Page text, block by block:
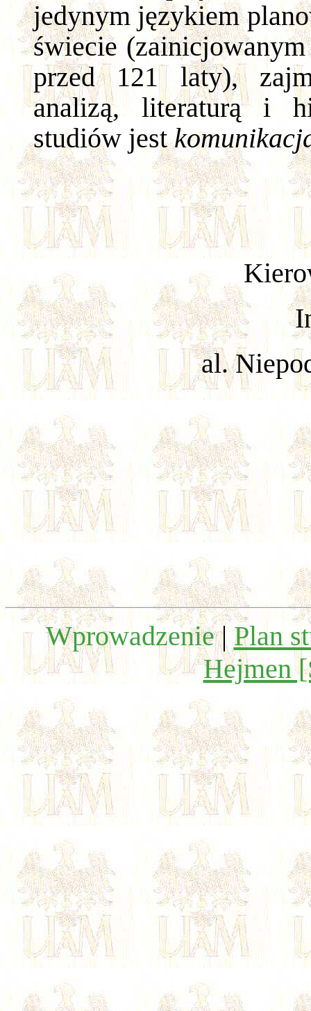
jedynym językiem
świecie
przed 121 laty),
analizą, literaturą i
studiów jest
al.
Wprowadzenie| Plan
Hejmen